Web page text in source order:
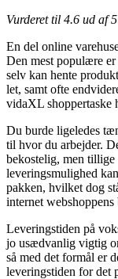
Vurderet til 4.6 ud af
En del online
Den mest populære
selv kan hente
let, samt ofte
vidaXL shoppertaske
Du burde ligeledes
til hvor du arbejder.
bekostelig, men
leveringsmulighed
pakken, hvilket dog
internet
Leveringstiden på
jo usædvanlig vigtig
så med det formål er
leveringstiden for det